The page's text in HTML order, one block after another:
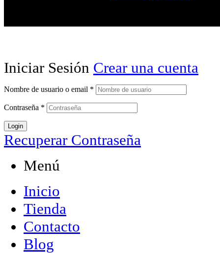
Iniciar Sesión Crear una cuenta
Nombre de usuario o email *
Contraseña *
Login
Recuperar Contraseña
Menú
Inicio
Tienda
Contacto
Blog